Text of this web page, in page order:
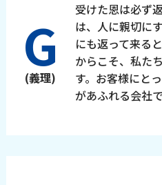
G
(義理)
受けた恩は必ず
は、人に親切に
にも返って来る
からこそ、私た
す。お客様にと
があふれる会社